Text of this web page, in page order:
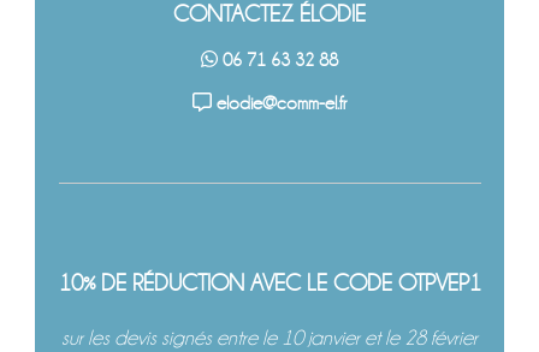
CONTACTEZ ÉLODIE
06 71 63 32 88
elodie@comm-el.fr
10% DE RÉDUCTION AVEC LE CODE OTPVEP1
sur les devis signés entre le 10 janvier et le 28 février